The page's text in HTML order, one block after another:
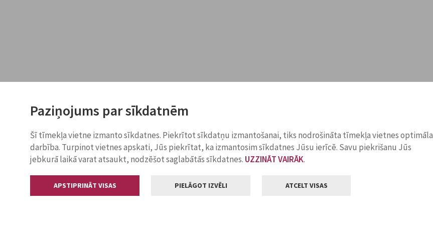
Paziņojums par sīkdatnēm
Šī tīmekļa vietne izmanto sīkdatnes. Piekrītot sīkdatņu izmantošanai, tiks nodrošināta tīmekļa vietnes optimāla
darbība. Turpinot vietnes apskati, Jūs piekrītat, ka izmantosim sīkdatnes Jūsu ierīcē. Savu piekrišanu Jūs
jebkurā laikā varat atsaukt, nodzēšot saglabātās sīkdatnes. UZZINĀT VAIRĀK.
APSTIPRINĀT VISAS PIELĀGOT IZVĒLI ATCELT VISAS